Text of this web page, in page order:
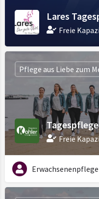
Lares
Freie
Freie
Pflege aus Liebe zum
Erwachsenenpflege